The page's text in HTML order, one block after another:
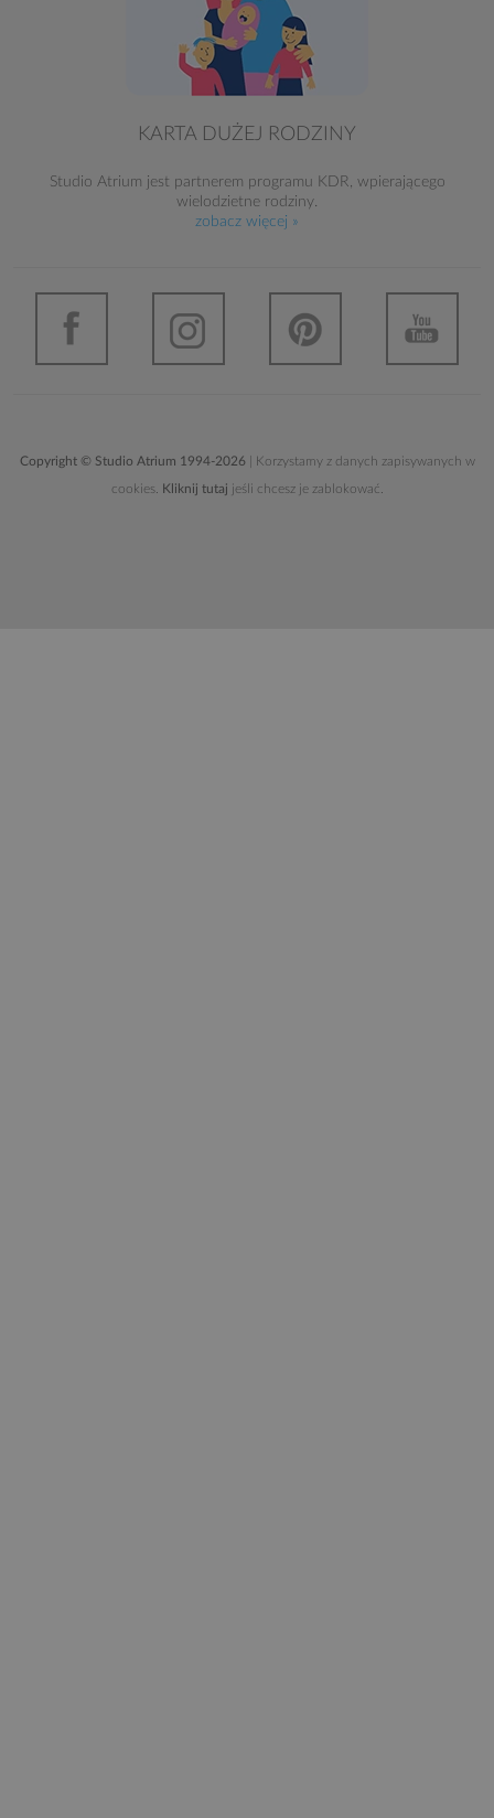
KARTA DUŻEJ RODZINY
Studio Atrium jest partnerem programu KDR, wpierającego
wielodzietne rodziny.
zobacz więcej »
Copyright © Studio Atrium 1994-2026| Korzystamy z danych zapisywanych w
cookies. Kliknij tutaj jeśli chcesz je zablokować.